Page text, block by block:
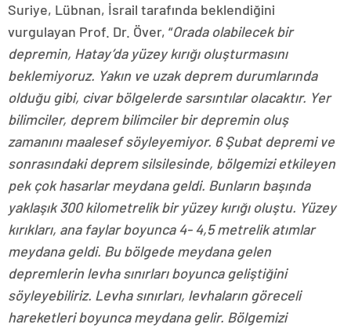
Suriye, Lübnan, İsrail tarafında beklendiğini
vurgulayan Prof. Dr. Över, “Orada olabilecek bir
depremin, Hatay’da yüzey kırığı oluşturmasını
beklemiyoruz. Yakın ve uzak deprem durumlarında
olduğu gibi, civar bölgelerde sarsıntılar olacaktır. Yer
bilimciler, deprem bilimciler bir depremin oluş
zamanını maalesef söyleyemiyor. 6 Şubat depremi ve
sonrasındaki deprem silsilesinde, bölgemizi etkileyen
pek çok hasarlar meydana geldi. Bunların başında
yaklaşık 300 kilometrelik bir yüzey kırığı oluştu. Yüzey
kırıkları, ana faylar boyunca 4- 4,5 metrelik atımlar
meydana geldi. Bu bölgede meydana gelen
depremlerin levha sınırları boyunca geliştiğini
söyleyebiliriz. Levha sınırları, levhaların göreceli
hareketleri boyunca meydana gelir. Bölgemizi